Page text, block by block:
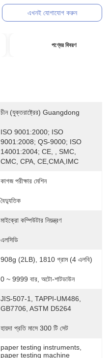
এখনই যোগাযোগ করুন
পণ্যের বিবরণ
চীন (যুক্তরাষ্ট্রের) Guangdong
ISO 9001:2000; ISO
9001:2008; QS-9000; ISO
14001:2004; CE, , SMC,
CMC, CPA, CE,CMA,IMC
কাগজ পরীক্ষার মেশিন
বৈদ্যুতিক
মাইক্রো কম্পিউটার নিয়ন্ত্রণ
এলসিডি
908g (2LB), 1810 গ্রাম (4 এলবি)
0 ~ 9999 বার, অটো-শাটডাউন
JIS-507-1, TAPPI-UM486,
GB7706, ASTM D5264
হায়দা প্রতি মাসে 300 টি সেট
paper testing instruments
paper testing machine